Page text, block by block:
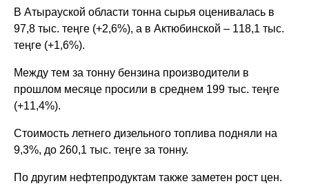
В Атырауской области тонна сырья оценивалась в
97,8 тыс. теңге (+2,6%), а в Актюбинской – 118,1 тыс.
теңге (+1,6%).
Между тем за тонну бензина производители в
прошлом месяце просили в среднем 199 тыс. теңге
(+11,4%).
Стоимость летнего дизельного топлива подняли на
9,3%, до 260,1 тыс. теңге за тонну.
По другим нефтепродуктам также заметен рост цен.